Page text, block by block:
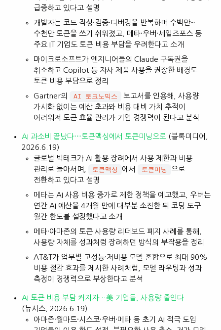
급증하고 있다고 설명
개발자는 코드 작성·검증·디버깅을 반복하며 수백만~
수천만 토큰을 쓰기 쉬워졌고, 메타·우버·세일즈포스 등
주요 IT 기업도 토큰 비용 부담을 우려한다고 소개
마이크로소프트가 엔지니어들의 Claude 구독권을
취소하고 Copilot 등 자사 제품 사용을 권장한 배경도
토큰 비용 부담으로 정리
Gartner의
AI 토크노믹스
보고서를 인용해, 사용량
가시화 없이는 예산 초과와 비용 대비 가치 추적이
어려워져 토큰 효율 관리가 기업 경쟁력이 된다고 분석
AI 과소비 끝났다⋯토큰맥싱에서 토큰미닝으로 (블록미디어,
2026.6.19)
글로벌 빅테크가 AI 활용 장려에서 사용 제한과 비용
관리로 돌아서며,
토큰맥싱 에서 토큰미닝
으로
전환하고 있다고 설명
메타는 AI 사용 비용 증가로 제한 정책을 예고했고, 우버는
연간 AI 예산을 4개월 만에 대부분 소진한 뒤 코딩 도구
월간 한도를 설정했다고 소개
메타·아마존의 토큰 사용량 리더보드 폐지 사례를 통해,
사용량 자체를 성과처럼 장려하던 방식의 부작용을 정리
AT&T가 업무별 고성능·저비용 모델 혼합으로 최대 90%
비용 절감 효과를 제시한 사례처럼, 모델 라우팅과 성과
측정이 경쟁력으로 부상한다고 분석
AI 토큰 비용 부담 커지자…美 기업들, 사용량 줄인다
(뉴시스, 2026.6.19)
아마존·월마트·시스코·우버·메타 등 초기 AI 적극 도입